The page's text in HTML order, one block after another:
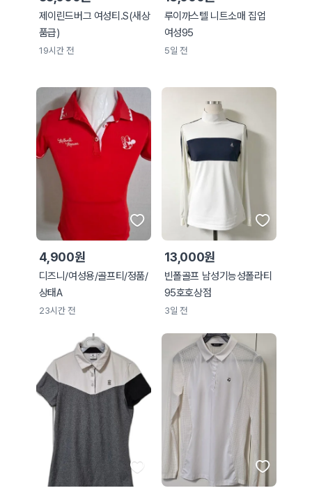
제이린드버그 여성티.S(새상
품급)
19시간 전
루이까스텔 니트소매 집업
여성95
5일 전
4,900원
디즈니/여성용/골프티/정품/
상태A
23시간 전
13,000원
빈폴골프 남성기능성폴라티
95호호상점
3일 전